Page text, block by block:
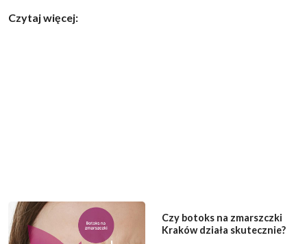
Czytaj więcej:
Czy botoks na zmarszczki
Kraków działa skutecznie?